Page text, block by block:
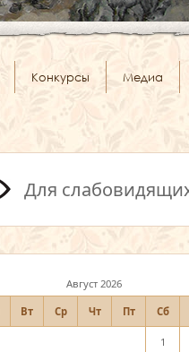
Конкурсы Медиа
Для
Август 2026
Вт Ср Чт Пт Сб
1